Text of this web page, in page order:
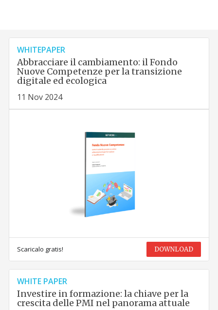
WHITEPAPER
Abbracciare il cambiamento: il Fondo
Nuove Competenze per la transizione
digitale ed ecologica
11 Nov 2024
Scaricalo gratis! DOWNLOAD
WHITE PAPER
Investire in formazione: la chiave per la
crescita delle PMI nel panorama attuale